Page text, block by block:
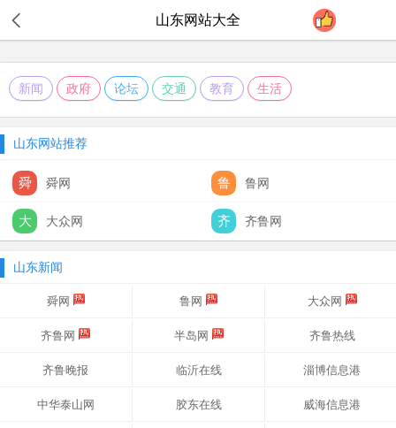
山东网站大全
新闻 政府 论坛 交通 教育 生活
山东网站推荐
舜 舜网 鲁 鲁网
大 大众网 齐 齐鲁网
山东新闻
舜网 鲁网 大众网
齐鲁网 半岛网 齐鲁热线
齐鲁晚报 临沂在线 淄博信息港
中华泰山网 胶东在线 威海信息港